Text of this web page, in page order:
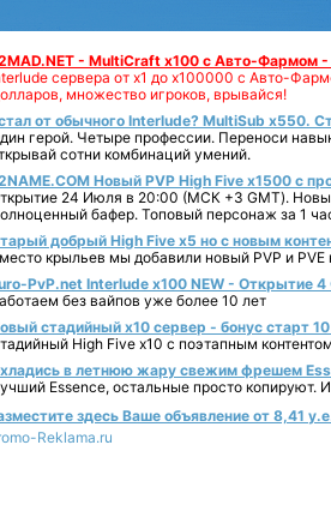
- MultiCraft x100 с Авто-Фармом
сервера от х1 до х100000 с Авто-
множество игроков, врывайся!
от обычного Interlude? MultiSub x550.
герой. Четыре профессии. Переноси
сотни комбинаций умений.
Новый PVP High Five x1500 с
24 Июля в 20:00 (МСК +3 GMT).
бафер. Топовый персонаж за 1
добрый High Five x5 но с новым
крыльев мы добавили новый PVP и PVE
PvP.net Interlude х100 NEW - Открытие 4
без вайпов уже более 10 лет
стадийный х10 сервер - бонус старт
High Five x10 с поэтапным
в летнюю жару свежим фрешем
Essence, остальные просто копируют.
здесь Ваше объявление от 8,41
Reklama.ru